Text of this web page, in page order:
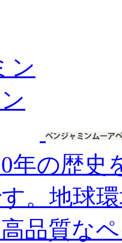
年の歴
。地球
品質な